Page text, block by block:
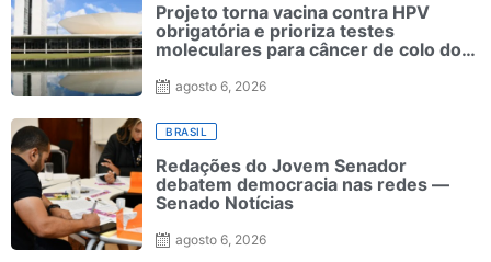
Projeto torna vacina contra HPV
obrigatória e prioriza testes
moleculares para câncer de colo do
agosto 6, 2026
BRASIL
Redações do Jovem Senador
debatem democracia nas redes —
Senado Notícias
agosto 6, 2026